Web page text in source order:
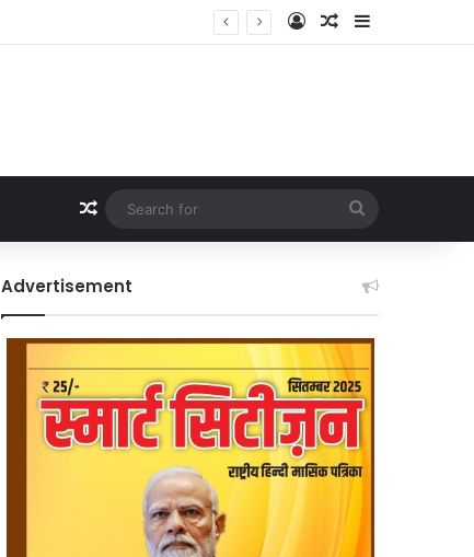
Log InRandom Article
Sidebar
Random Article
for
Advertisement